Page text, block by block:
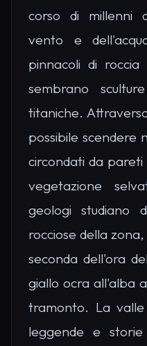
corso di millenni
vento e
pinnacoli di
sembrano
titaniche.
possibile scendere
circondati da
vegetazione
geologi studiano
rocciose della
seconda dell'ora
giallo ocra all'alba
tramonto. La
leggende e